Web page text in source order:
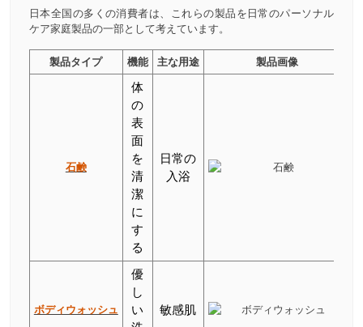
日本全国の多くの消費者は、これらの製品を日常のパーソナル
ケア家庭製品の一部として考えています。
製品タイプ 機能 主な用途 製品画像
石鹸
体
の
表
面
を
清
潔
に
す
る
日常の
入浴
ボディウォッシュ
優
し
い
敏感肌